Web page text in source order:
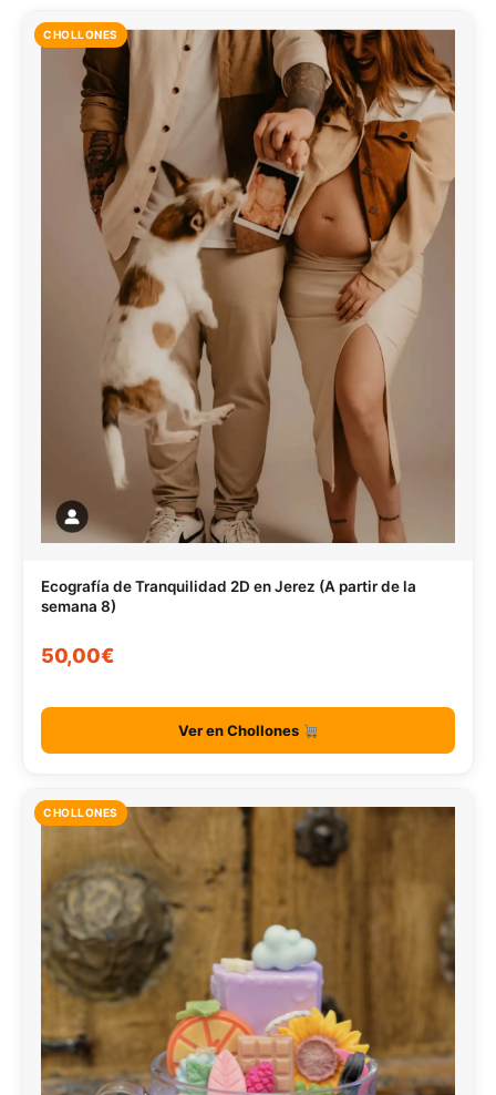
CHOLLONES
Ecografía de Tranquilidad 2D en Jerez (A partir de la
semana 8)
50,00€
Ver en Chollones
CHOLLONES